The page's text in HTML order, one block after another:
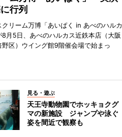
行列
クリーム万博「あいぱく in あべのハルカ
8月5日、あべのハルカス近鉄本店（大阪
野区）ウイング館9階催会場で始まっ
見る・遊ぶ
天王寺動物園でホッキョクグ
マの新施設 ジャンプや泳ぐ
姿を間近で観察も